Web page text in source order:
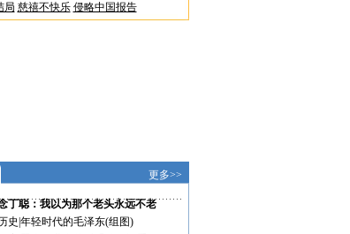
局 慈禧不快乐 侵略中国报告
更多>>
丁聪：我以为那个老头永远不老
史 年轻时代的毛泽东(组图)